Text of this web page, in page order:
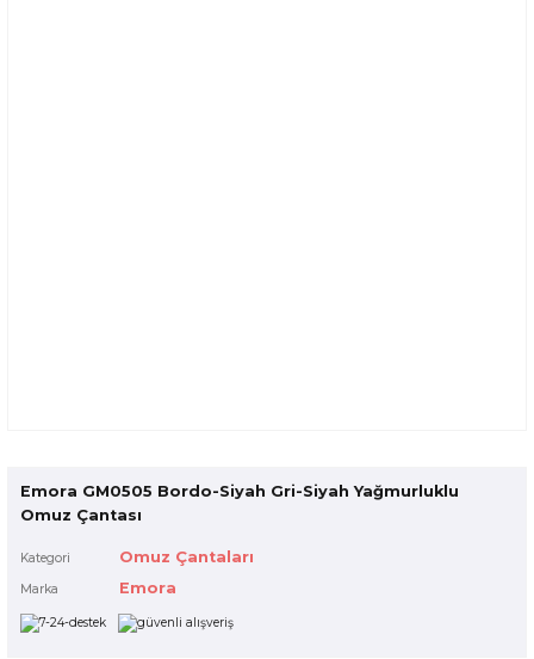
Emora GM0505 Bordo-Siyah Gri-Siyah Yağmurluklu
Omuz Çantası
Kategori Omuz Çantaları
Marka Emora